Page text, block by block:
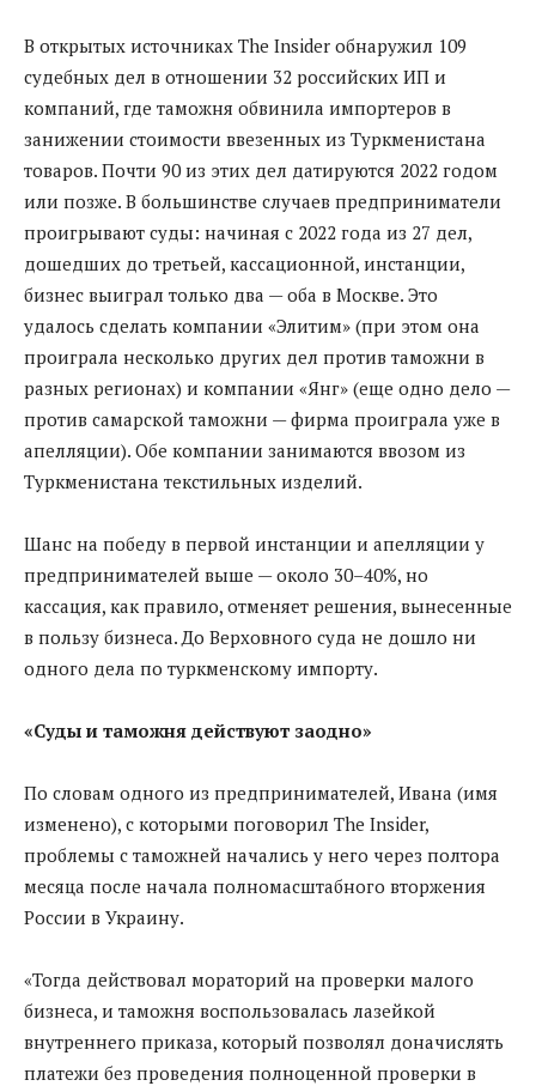
В открытых источниках The Insider обнаружил 109
судебных дел в отношении 32 российских ИП и
компаний, где таможня обвинила импортеров в
занижении стоимости ввезенных из Туркменистана
товаров. Почти 90 из этих дел датируются 2022 годом
или позже. В большинстве случаев предприниматели
проигрывают суды: начиная с 2022 года из 27 дел,
дошедших до третьей, кассационной, инстанции,
бизнес выиграл только два — оба в Москве. Это
удалось сделать компании «Элитим» (при этом она
проиграла несколько других дел против таможни в
разных регионах) и компании «Янг» (еще одно дело —
против самарской таможни — фирма проиграла уже в
апелляции). Обе компании занимаются ввозом из
Туркменистана текстильных изделий.
Шанс на победу в первой инстанции и апелляции у
предпринимателей выше — около 30–40%, но
кассация, как правило, отменяет решения, вынесенные
в пользу бизнеса. До Верховного суда не дошло ни
одного дела по туркменскому импорту.
«Суды и таможня действуют заодно»
По словам одного из предпринимателей, Ивана (имя
изменено), с которыми поговорил The Insider,
проблемы с таможней начались у него через полтора
месяца после начала полномасштабного вторжения
России в Украину.
«Тогда действовал мораторий на проверки малого
бизнеса, и таможня воспользовалась лазейкой
внутреннего приказа, который позволял доначислять
платежи без проведения полноценной проверки в